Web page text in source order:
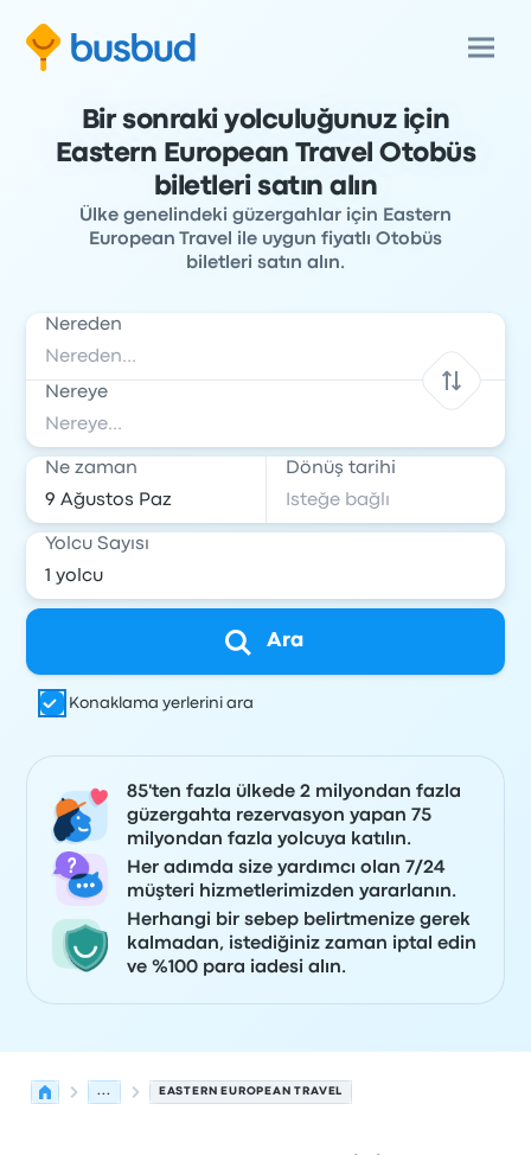
Bir sonraki yolculuğunuz için
Eastern European Travel Otobüs
biletleri satın alın
Ülke genelindeki güzergahlar için Eastern
European Travel ile uygun fiyatlı Otobüs
biletleri satın alın.
Nereden
Nereye
Ne zaman Dönüş tarihi
Yolcu Sayısı
Ara
Konaklama yerlerini ara
85'ten fazla ülkede 2 milyondan fazla
güzergahta rezervasyon yapan 75
milyondan fazla yolcuya katılın.
Her adımda size yardımcı olan 7/24
müşteri hizmetlerimizden yararlanın.
Herhangi bir sebep belirtmenize gerek
kalmadan, istediğiniz zaman iptal edin
ve %100 para iadesi alın.
... EASTERN EUROPEAN TRAVEL